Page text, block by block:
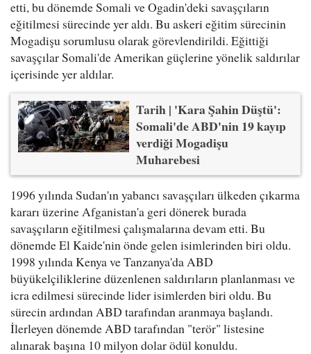
etti, bu dönemde Somali ve Ogadin'deki savaşçıların
eğitilmesi sürecinde yer aldı. Bu askeri eğitim sürecinin
Mogadişu sorumlusu olarak görevlendirildi. Eğittiği
savaşçılar Somali'de Amerikan güçlerine yönelik saldırılar
içerisinde yer aldılar.
Tarih | 'Kara Şahin Düştü':
Somali'de ABD'nin 19 kayıp
verdiği Mogadişu
Muharebesi
1996 yılında Sudan'ın yabancı savaşçıları ülkeden çıkarma
kararı üzerine Afganistan'a geri dönerek burada
savaşçıların eğitilmesi çalışmalarına devam etti. Bu
dönemde El Kaide'nin önde gelen isimlerinden biri oldu.
1998 yılında Kenya ve Tanzanya'da ABD
büyükelçiliklerine düzenlenen saldırıların planlanması ve
icra edilmesi sürecinde lider isimlerden biri oldu. Bu
sürecin ardından ABD tarafından aranmaya başlandı.
İlerleyen dönemde ABD tarafından "terör" listesine
alınarak başına 10 milyon dolar ödül konuldu.